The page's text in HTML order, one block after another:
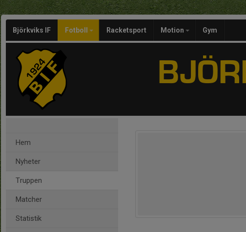
Björkviks IF Fotboll Racketsport Motion Gym
Hem
Nyheter
Truppen
Matcher
Statistik